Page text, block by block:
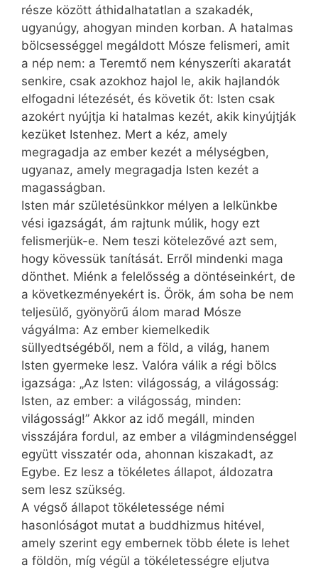
része között áthidalhatatlan a szakadék,
ugyanúgy, ahogyan minden korban. A hatalmas
bölcsességgel megáldott Mósze felismeri, amit
a nép nem: a Teremtő nem kényszeríti akaratát
senkire, csak azokhoz hajol le, akik hajlandók
elfogadni létezését, és követik őt: Isten csak
azokért nyújtja ki hatalmas kezét, akik kinyújtják
kezüket Istenhez. Mert a kéz, amely
megragadja az ember kezét a mélységben,
ugyan­az, amely megragadja Isten kezét a
magasságban.
Isten már születésünkkor mélyen a lelkünkbe
vési igazságát, ám rajtunk múlik, hogy ezt
felismerjük-e. Nem teszi kötelezővé azt sem,
hogy kövessük tanítását. Erről mindenki maga
dönthet. Miénk a felelősség a döntéseinkért, de
a következményekért is. Örök, ám soha be nem
teljesülő, gyönyörű álom marad Mósze
vágyálma: Az ember kiemelkedik
süllyedtségéből, nem a föld, a világ, hanem
Isten gyermeke lesz. Valóra válik a régi bölcs
igazsága: „Az Isten: világosság, a világosság:
Isten, az ember: a világosság, minden:
világosság!” Akkor az idő megáll, minden
visszájára fordul, az ember a világmindenséggel
együtt visszatér oda, ahonnan kiszakadt, az
Egybe. Ez lesz a tökéletes állapot, áldozatra
sem lesz szükség.
A végső állapot tökéletessége némi
hasonlóságot mutat a buddhizmus hitével,
amely szerint egy embernek több élete is lehet
a földön, míg végül a tökéletességre eljutva